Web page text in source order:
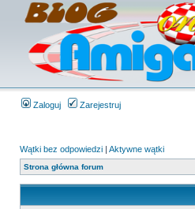
Zaloguj Zarejestruj
Wątki bez odpowiedzi | Aktywne wątki
Strona główna forum